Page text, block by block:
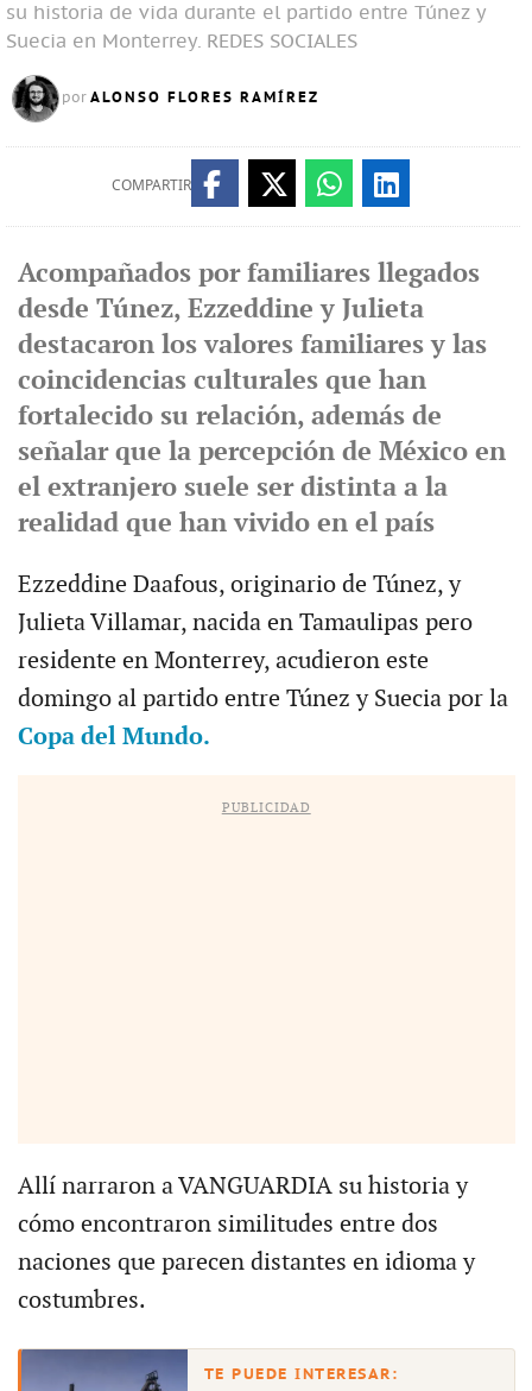
su historia de vida durante el partido entre Túnez y
Suecia en Monterrey. REDES SOCIALES
por ALONSO FLORES RAMÍREZ
COMPARTIR
Acompañados por familiares llegados
desde Túnez, Ezzeddine y Julieta
destacaron los valores familiares y las
coincidencias culturales que han
fortalecido su relación, además de
señalar que la percepción de México en
el extranjero suele ser distinta a la
realidad que han vivido en el país
Ezzeddine Daafous, originario de Túnez, y
Julieta Villamar, nacida en Tamaulipas pero
residente en Monterrey, acudieron este
domingo al partido entre Túnez y Suecia por la
Copa del Mundo.
PUBLICIDAD
Allí narraron a VANGUARDIA su historia y
cómo encontraron similitudes entre dos
naciones que parecen distantes en idioma y
costumbres.